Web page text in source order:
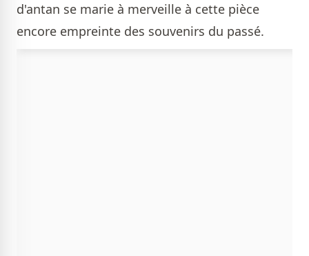
d'antan se marie à merveille à cette pièce
encore empreinte des souvenirs du passé.